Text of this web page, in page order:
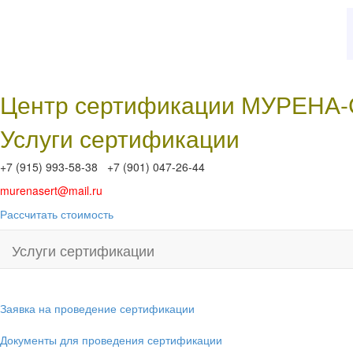
Центр сертификации
Услуги сертификации
+7 (915) 993-58-38 +7 (901) 047-26-44
murenasert@mail.ru
Рассчитать стоимость
Услуги сертификации
Заявка на проведение сертификации
Документы для проведения сертификации